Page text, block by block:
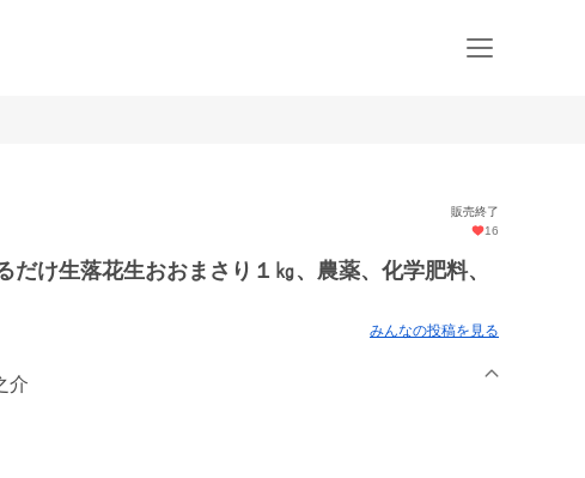
販売終了
16
け生落花生おおまさり１㎏、農薬、化学肥料、
みんなの投稿を見る
介